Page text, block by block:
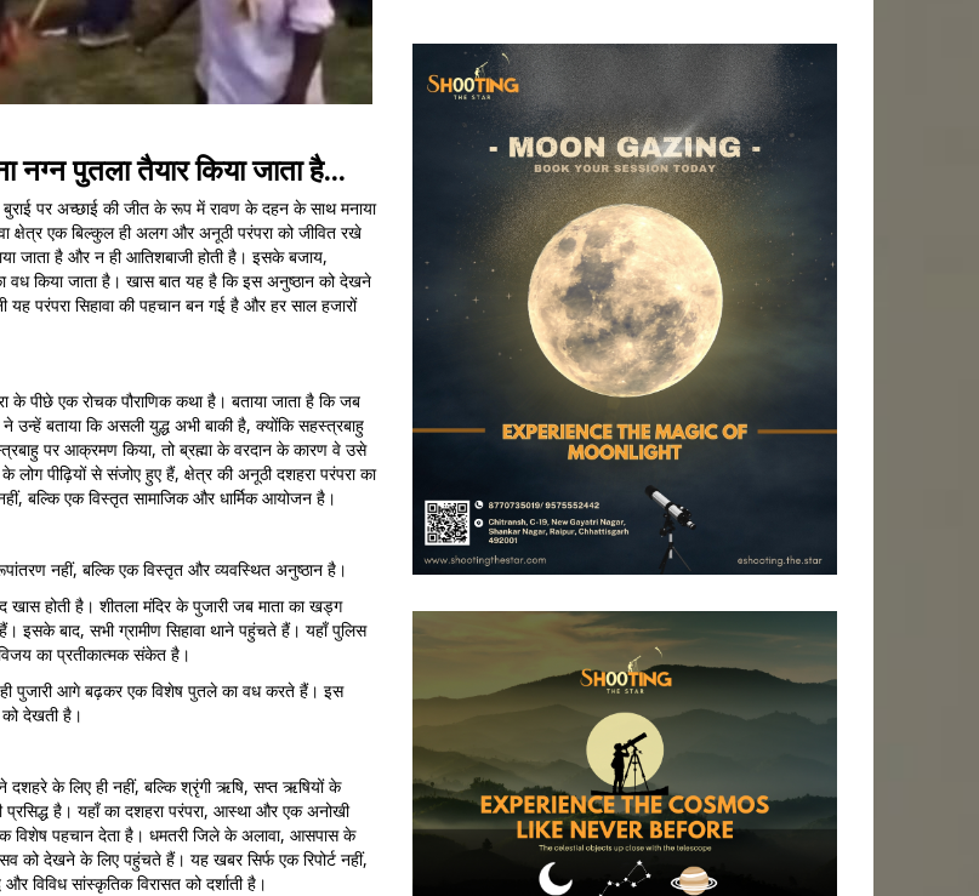
नग्न पुतला तैयार किया जाता है...
पर अच्छाई की जीत के रूप में रावण के दहन के साथ मनाया
क्षेत्र एक बिल्कुल ही अलग और अनूठी परंपरा को जीवित रखे
जाता है और न ही आतिशबाजी होती है। इसके बजाय,
किया जाता है। खास बात यह है कि इस अनुष्ठान को देखने
यह परंपरा सिहावा की पहचान बन गई है और हर साल हजारों
के पीछे एक रोचक पौराणिक कथा है। बताया जाता है कि जब
ने उन्हें बताया कि असली युद्ध अभी बाकी है, क्योंकि सहस्त्रबाहु
पर आक्रमण किया, तो ब्रह्मा के वरदान के कारण वे उसे
लोग पीढ़ियों से संजोए हुए हैं, क्षेत्र की अनूठी दशहरा परंपरा का
बल्कि एक विस्तृत सामाजिक और धार्मिक आयोजन है।
नहीं, बल्कि एक विस्तृत और व्यवस्थित अनुष्ठान है।
खास होती है। शीतला मंदिर के पुजारी जब माता का खड्ग
बाद, सभी ग्रामीण सिहावा थाने पहुंचते हैं। यहाँ पुलिस
का प्रतीकात्मक संकेत है।
पुजारी आगे बढ़कर एक विशेष पुतले का वध करते हैं। इस
को देखती है।
दशहरे के लिए ही नहीं, बल्कि श्रृंगी ऋषि, सप्त ऋषियों के
है। यहाँ का दशहरा परंपरा, आस्था और एक अनोखी
विशेष पहचान देता है। धमतरी जिले के अलावा, आसपास के
को देखने के लिए पहुंचते हैं। यह खबर सिर्फ एक रिपोर्ट नहीं,
विविध सांस्कृतिक विरासत को दर्शाती है।